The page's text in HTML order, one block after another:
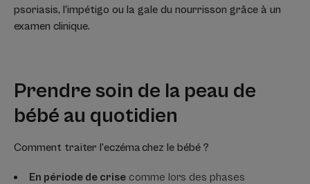
psoriasis, l’impétigo ou la gale du nourrisson grâce à un
examen clinique.
Prendre soin de la peau de
bébé au quotidien
Comment traiter l’eczéma chez le bébé ?
En période de crise comme lors des phases